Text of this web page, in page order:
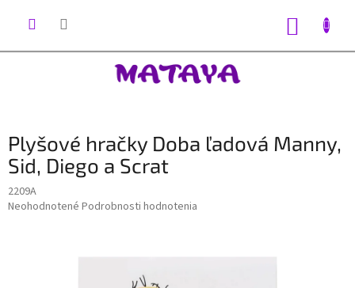
Plyšové hračky Doba ľadová Manny,
Sid, Diego a Scrat
2209A
Priemerné
Neohodnotené Podrobnosti hodnotenia